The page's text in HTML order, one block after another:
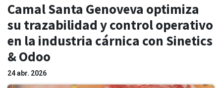
Camal Santa Genoveva optimiza
su trazabilidad y control operativo
en la industria cárnica con Sinetics
& Odoo
24 abr. 2026